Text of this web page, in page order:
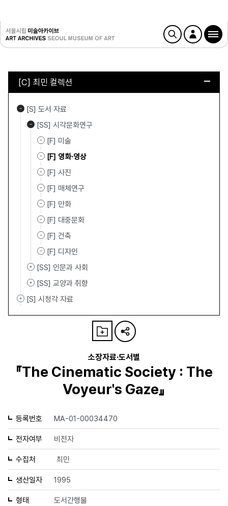
[C] 최민 컬렉션
[S] 도서 자료
[SS] 시각문화연구
[F] 미술
[F] 영화·영상
[F] 사진
[F] 매체연구
[F] 만화
[F] 대중문화
[F] 건축
[F] 디자인
[SS] 인문과 사회
[SS] 교양과 취향
[S] 시청각 자료
소장자료·도서별
『The Cinematic Society : The
Voyeur's Gaze』
등록번호 MA-01-00034470
전자여부 비전자
수집처 최민
생산일자 1995
형태 도서간행물